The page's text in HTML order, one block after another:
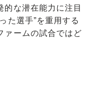
な潜在能力に注目
た選手”を重用する
ァームの試合ではど